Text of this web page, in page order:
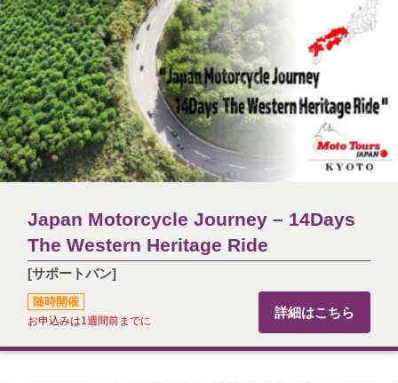
Japan Motorcycle Journey – 14Days
The Western Heritage Ride
[サポートバン]
随時開催
お申込みは1週間前までに
詳細はこちら